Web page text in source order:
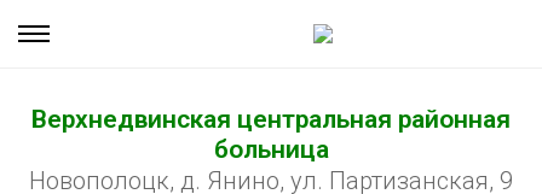
Верхнедвинская центральная районная
больница
Новополоцк, д. Янино, ул. Партизанская, 9